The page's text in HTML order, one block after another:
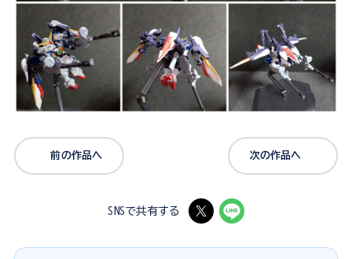
前の作品へ 次の作品へ
SNSで共有する